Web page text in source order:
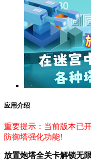
应用介绍
重要提示：当前版本已
防御塔强化功能!
放置炮塔全关卡解锁无